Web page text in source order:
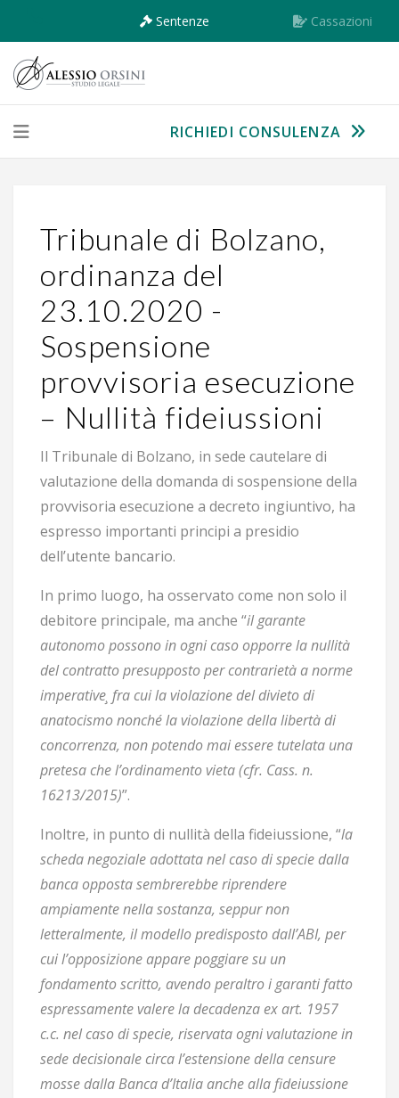
Sentenze Cassazioni
RICHIEDI CONSULENZA
Tribunale di Bolzano,
ordinanza del
23.10.2020 -
Sospensione
provvisoria esecuzione
– Nullità fideiussioni
Il Tribunale di Bolzano, in sede cautelare di
valutazione della domanda di sospensione della
provvisoria esecuzione a decreto ingiuntivo, ha
espresso importanti principi a presidio
dell’utente bancario.
In primo luogo, ha osservato come non solo il
debitore principale, ma anche “il garante
autonomo possono in ogni caso opporre la nullità
del contratto presupposto per contrarietà a norme
imperative¸ fra cui la violazione del divieto di
anatocismo nonché la violazione della libertà di
concorrenza, non potendo mai essere tutelata una
pretesa che l’ordinamento vieta (cfr. Cass. n.
16213/2015)”.
Inoltre, in punto di nullità della fideiussione, “la
scheda negoziale adottata nel caso di specie dalla
banca opposta sembrerebbe riprendere
ampiamente nella sostanza, seppur non
letteralmente, il modello predisposto dall’ABI, per
cui l’opposizione appare poggiare su un
fondamento scritto, avendo peraltro i garanti fatto
espressamente valere la decadenza ex art. 1957
c.c. nel caso di specie, riservata ogni valutazione in
sede decisionale circa l’estensione della censure
mosse dalla Banca d’Italia anche alla fideiussione